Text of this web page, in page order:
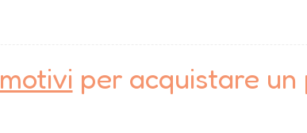
per acquistare